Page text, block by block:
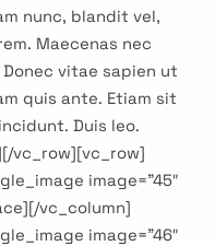
nunc, blandit vel,
Maecenas nec
vitae sapien ut
quis ante. Etiam sit
Duis leo.
vc_row][vc_row]
image=”45″
vc_column]
image=”46″